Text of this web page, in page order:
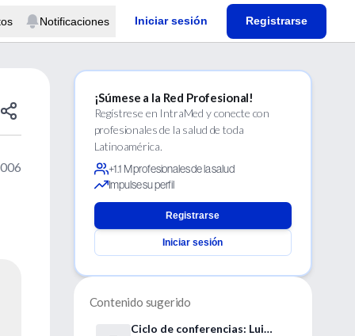
Notificaciones Iniciar sesión Registrarse
¡Súmese a la Red Profesional!
Regístrese en IntraMed y conecte con
profesionales de la salud de toda
Latinoamérica.
+1.1 M profesionales de la salud
Impulse su perfil
Registrarse
Iniciar sesión
Contenido sugerido
Ciclo de conferencias: Luis